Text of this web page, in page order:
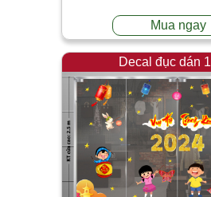
Mua ngay
Decal đục dán